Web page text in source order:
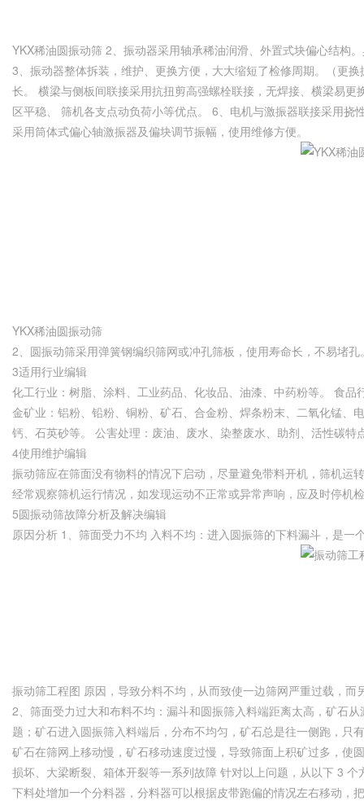
YKX稀油圆振动筛 2、振动器采用轴承稀油润滑、外置式块偏心结构
3、振动器整体拆装，维护、更换方便，大大缩短了检修周期。（更
长。 横梁与侧板间联接采用抗扭剪高强螺栓联接，无焊接、横梁易
区平稳、 筛机各支点动负荷小等优点。 6、电机与激振器联接采用
采用筒体式偏心轴激振器及偏块调节振幅，使用维修方便。
YKX稀油圆振动筛
2、圆振动筛采用弹簧钢编织筛网或冲孔筛板，使用寿命长，不易堵
3适用行业编辑
化工行业：树脂、涂料、工业药品、化妆品、油漆、中药粉等。 食
金矿业：铝粉、铅粉、铜粉、矿石、合金粉、焊条粉末、二氧化锰
钙、石英砂等。 公害处理：废油、废水、染整废水、助剂、活性碳特
4使用维护编辑
振动筛应在筛面没有物料的情况下启动，尽量避免带料开机，筛机
经常观察筛机运行情况，如发现运动不正常或异常声响，应及时停机
5圆振动筛故障分析及解决编辑
原因分析 1、筛面受力不均 入料不均：进入圆振筛的下料漏斗，是
振动筛工程图 原因，导致分料不均，从而致使一边筛网严重过载，
2、筛面受力过大和布料不均：漏斗和圆振筛入料端距离太高，矿石
题；矿石进入圆振筛入料端后，分布不均匀，矿石总是往一侧跑，
矿石在筛网上移动慢，矿石移动速度过慢，导致筛面上积矿过多，
损坏、大梁断裂、箱体开裂等一系列故障 针对以上问题，从以下 3
下料处增加一个分料器，分料器可以根据皮带跑偏的情况左右移动